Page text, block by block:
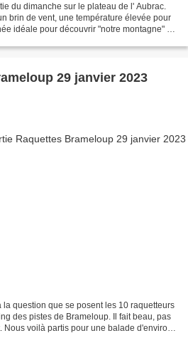
du dimanche sur le plateau de l' Aubrac.
brin de vent, une température élevée pour
idéale pour découvrir "notre montagne" de
29 janvier 2023
la question que se posent les 10 raquetteurs
des pistes de Brameloup. Il fait beau, pas
Nous voilà partis pour une balade d'environ